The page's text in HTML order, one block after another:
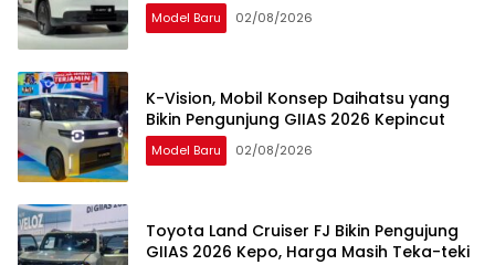
Model Baru 02/08/2026
K-Vision, Mobil Konsep Daihatsu yang
Bikin Pengunjung GIIAS 2026 Kepincut
Model Baru 02/08/2026
Toyota Land Cruiser FJ Bikin Pengujung
GIIAS 2026 Kepo, Harga Masih Teka-teki